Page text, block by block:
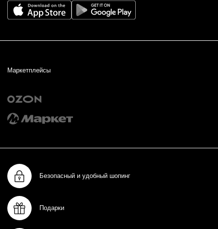
Маркетплейсы
Безопасный и удобный шопинг
Подарки